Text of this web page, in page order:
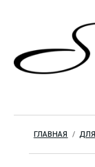
Для женщин
Одежда для
Бренды
ГЛАВНАЯ
  /